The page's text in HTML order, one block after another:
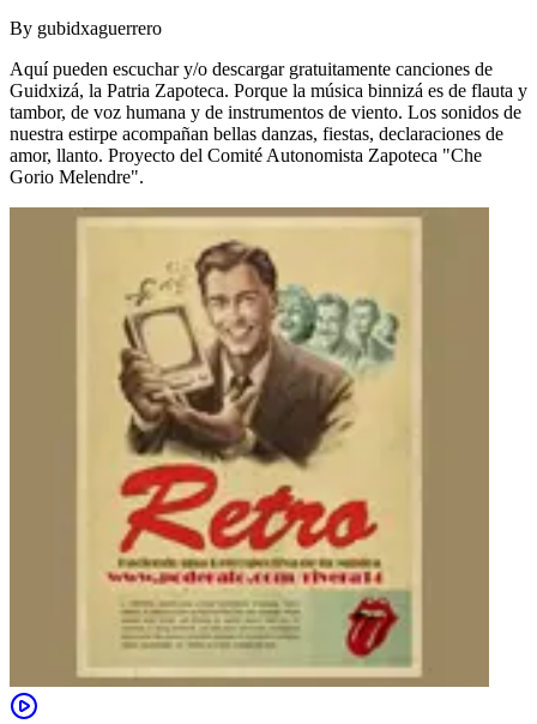
By gubidxaguerrero
Aquí pueden escuchar y/o descargar gratuitamente canciones de
Guidxizá, la Patria Zapoteca. Porque la música binnizá es de flauta y
tambor, de voz humana y de instrumentos de viento. Los sonidos de
nuestra estirpe acompañan bellas danzas, fiestas, declaraciones de
amor, llanto. Proyecto del Comité Autonomista Zapoteca "Che
Gorio Melendre".